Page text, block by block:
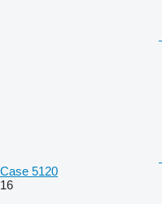
Case 5120
16